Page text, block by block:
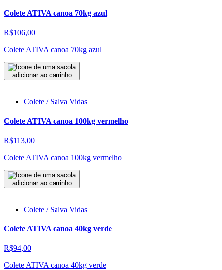
Colete ATIVA canoa 70kg azul
R$106,00
Colete ATIVA canoa 70kg azul
adicionar ao carrinho
Colete / Salva Vidas
Colete ATIVA canoa 100kg vermelho
R$113,00
Colete ATIVA canoa 100kg vermelho
adicionar ao carrinho
Colete / Salva Vidas
Colete ATIVA canoa 40kg verde
R$94,00
Colete ATIVA canoa 40kg verde